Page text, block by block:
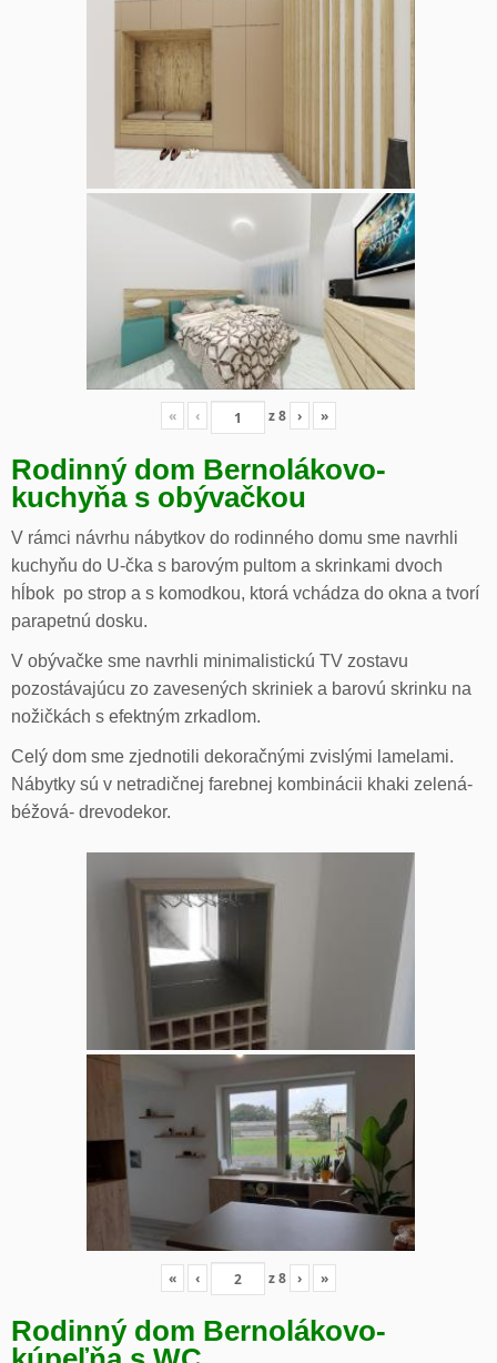
« ‹ z8 › »
Rodinný dom Bernolákovo-
kuchyňa s obývačkou
V rámci návrhu nábytkov do rodinného domu sme navrhli
kuchyňu do U-čka s barovým pultom a skrinkami dvoch
hĺbok po strop a s komodkou, ktorá vchádza do okna a tvorí
parapetnú dosku.
V obývačke sme navrhli minimalistickú TV zostavu
pozostávajúcu zo zavesených skriniek a barovú skrinku na
nožičkách s efektným zrkadlom.
Celý dom sme zjednotili dekoračnými zvislými lamelami.
Nábytky sú v netradičnej farebnej kombinácii khaki zelená-
béžová- drevodekor.
« ‹ z8 › »
Rodinný dom Bernolákovo-